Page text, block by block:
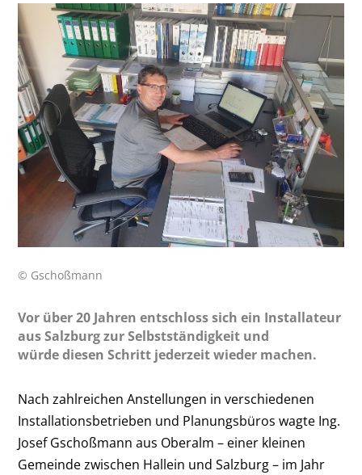
© Gschoßmann
Vor über 20 Jahren entschloss sich ein Installateur
aus Salzburg zur Selbstständigkeit und
würde diesen Schritt jederzeit wieder machen.
Nach zahlreichen Anstellungen in verschiedenen
Installationsbetrieben und Planungsbüros wagte Ing.
Josef Gschoßmann aus Oberalm – einer kleinen
Gemeinde zwischen Hallein und Salzburg – im Jahr